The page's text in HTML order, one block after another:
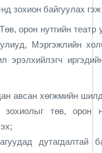
зохион байгуулах
Төв, орон нутгийн театр
Мэргэжлийн
эрэлхийлэгч
авсан хөгжмийн
төв, орон